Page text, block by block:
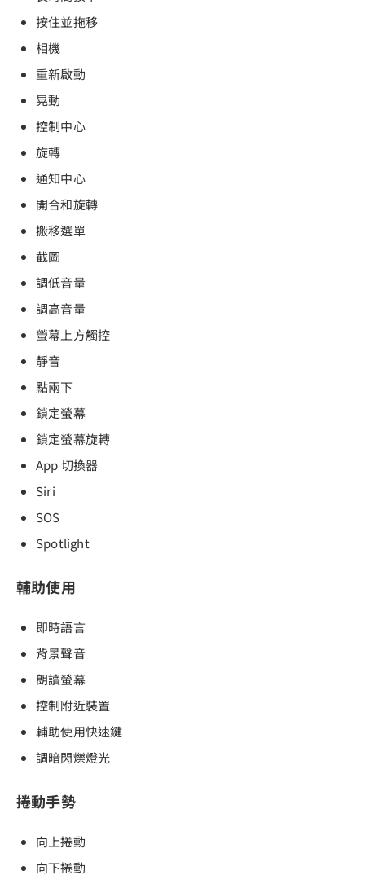
按住並拖移
相機
重新啟動
晃動
控制中心
旋轉
通知中心
開合和旋轉
搬移選單
截圖
調低音量
調高音量
螢幕上方觸控
靜音
點兩下
鎖定螢幕
鎖定螢幕旋轉
App 切換器
Siri
SOS
Spotlight
輔助使用
即時語言
背景聲音
朗讀螢幕
控制附近裝置
輔助使用快速鍵
調暗閃爍燈光
捲動手勢
向上捲動
向下捲動